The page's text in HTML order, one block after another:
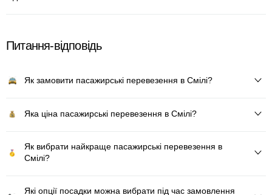
Питання-відповідь
Як замовити пасажирські перевезення в Смілі?
Яка ціна пасажирські перевезення в Смілі?
Як вибрати найкраще пасажирські перевезення в
Смілі?
Які опції посадки можна вибрати під час замовлення